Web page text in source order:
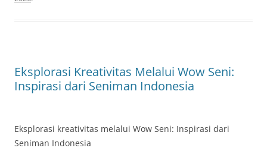
Eksplorasi Kreativitas Melalui Wow Seni:
Inspirasi dari Seniman Indonesia
Eksplorasi kreativitas melalui Wow Seni: Inspirasi dari
Seniman Indonesia